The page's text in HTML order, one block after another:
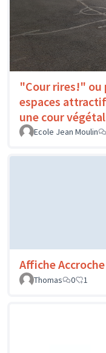
"Cour rires!" ou
espaces
une cour
Ecole Jean Moulin
Affiche
Thomas
0 1